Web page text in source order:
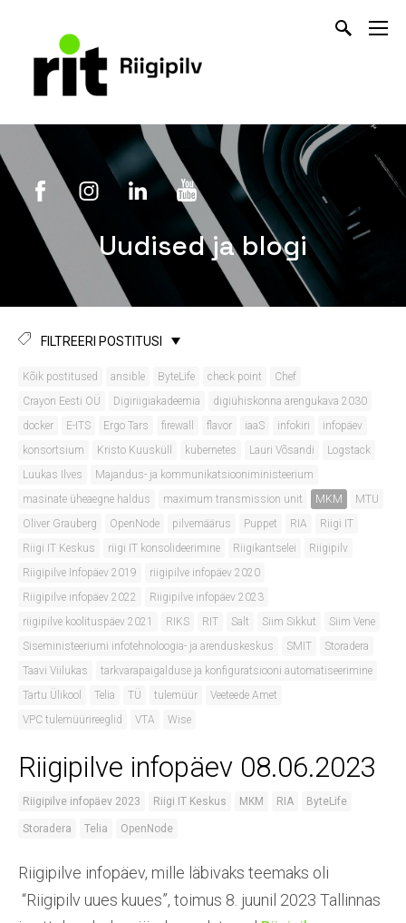
Uudised ja blogi
FILTREERI POSTITUSI
Kõik postitused ansible ByteLife check point
Chef
Crayon Eesti OÜ
Digiriigiakadeemia
digiühiskonna arengukava 2030
docker
E-ITS Ergo Tars firewall flavor iaaS infokiri
infopäev
konsortsium
Kristo Kuusküll kubernetes Lauri Võsandi
Logstack
Luukas Ilves
Majandus- ja kommunikatsiooniministeerium
masinate üheaegne haldus
maximum transmission unit MKM
MTU
Oliver Grauberg
OpenNode pilvemäärus Puppet RIA
Riigi IT
Riigi IT Keskus
riigi IT konsolideerimine Riigikantselei
Riigipilv
Riigipilve Infopäev 2019
riigipilve infopäev 2020
Riigipilve infopäev 2022
Riigipilve infopäev 2023
riigipilve koolituspäev 2021
RIKS RIT Salt Siim Sikkut
Siim Vene
Siseministeeriumi infotehnoloogia- ja arenduskeskus
SMIT
Storadera
Taavi Viilukas
tarkvarapaigalduse ja konfiguratsiooni automatiseerimine
Tartu Ülikool
Telia TÜ tulemüür
Veeteede Amet
VPC tulemüürireeglid
VTA Wise
Riigipilve infopäev 08.06.2023
Riigipilve infopäev 2023 Riigi IT Keskus MKM RIA ByteLife
Storadera Telia OpenNode
Riigipilve infopäev, mille läbivaks teemaks oli
“Riigipilv uues kuues”, toimus 8. juunil 2023 Tallinnas